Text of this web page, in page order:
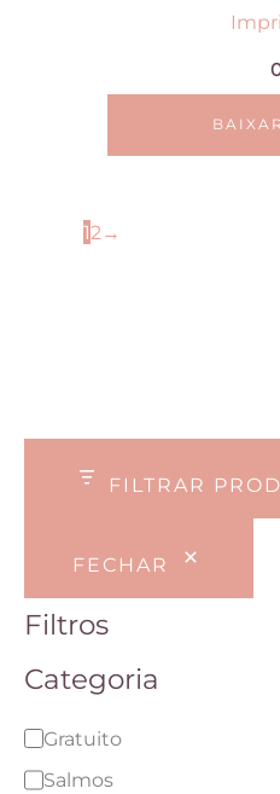
FILTRAR
FECHAR
Filtros
Categoria
C
a
Gratuito
Salmos
12→